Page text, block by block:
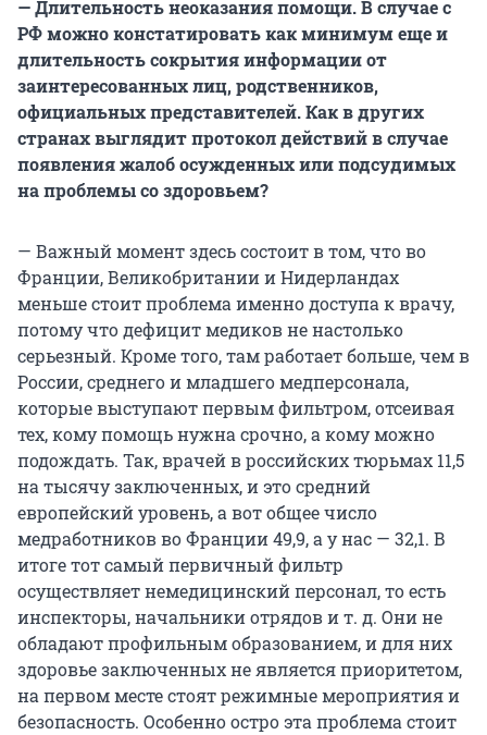
— Длительность неоказания помощи. В случае с
РФ можно констатировать как минимум еще и
длительность сокрытия информации от
заинтересованных лиц, родственников,
официальных представителей. Как в других
странах выглядит протокол действий в случае
появления жалоб осужденных или подсудимых
на проблемы со здоровьем?
— Важный момент здесь состоит в том, что во
Франции, Великобритании и Нидерландах
меньше стоит проблема именно доступа к врачу,
потому что дефицит медиков не настолько
серьезный. Кроме того, там работает больше, чем в
России, среднего и младшего медперсонала,
которые выступают первым фильтром, отсеивая
тех, кому помощь нужна срочно, а кому можно
подождать. Так, врачей в российских тюрьмах 11,5
на тысячу заключенных, и это средний
европейский уровень, а вот общее число
медработников во Франции 49,9, а у нас — 32,1. В
итоге тот самый первичный фильтр
осуществляет немедицинский персонал, то есть
инспекторы, начальники отрядов и т. д. Они не
обладают профильным образованием, и для них
здоровье заключенных не является приоритетом,
на первом месте стоят режимные мероприятия и
безопасность. Особенно остро эта проблема стоит